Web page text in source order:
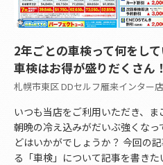
2年ごとの車検って何をし
車検はお得が盛りだくさん！
札幌市東区 DDセルフ雁来インター店
いつも当店をご利用いただき、ま
朝晩の冷え込みがだいぶ強くな
どはいかがでしょうか？ 今回の
る「車検」について記事を書き